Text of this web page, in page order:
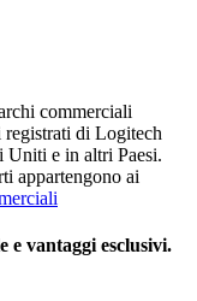
commerciali
di Logitech
Uniti e in altri Paesi.
appartengono ai
e vantaggi esclusivi.